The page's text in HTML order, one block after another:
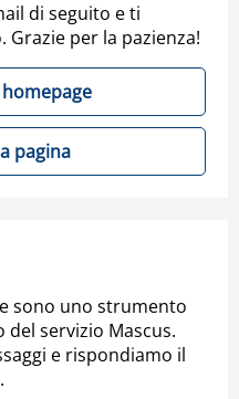
di seguito e ti
per la pazienza!
pagina
sono uno strumento
servizio Mascus.
e rispondiamo il